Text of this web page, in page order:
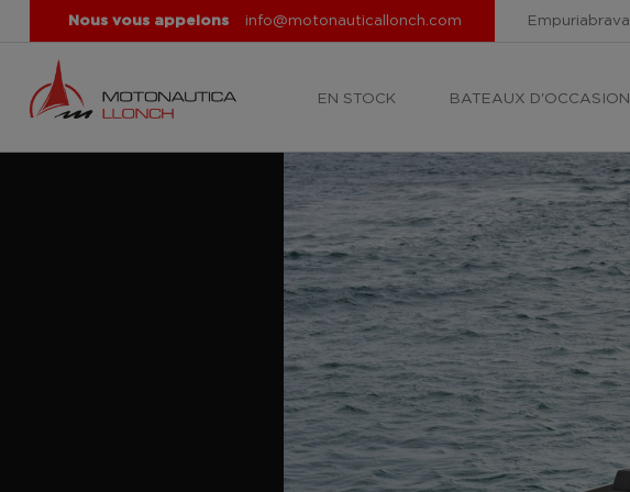
Nous vous appelons info@motonauticallonch.com Empuriabrava
EN STOCK BATEAUX D'OCCASION